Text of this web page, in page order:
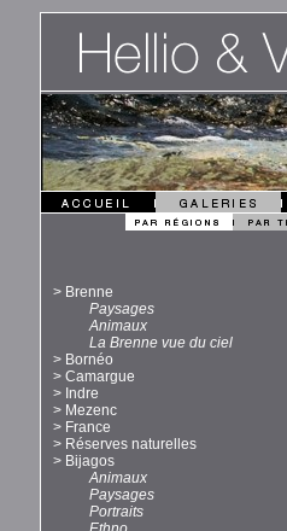
> Brenne
Paysages
Animaux
La Brenne vue du ciel
> Bornéo
> Camargue
> Indre
> Mezenc
> France
> Réserves naturelles
> Bijagos
Animaux
Paysages
Portraits